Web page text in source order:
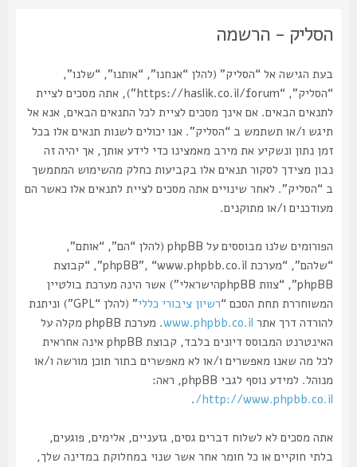
הסליק - הרשמה
בעת הגישה אל “הסליק” (להלן “אנחנו”, “אותנו”, “שלנו”,
“הסליק”, “https://haslik.co.il/forum”), אתה מסכים לציית
לתנאים הבאים. אם אינך מסכים לציית לכל התנאים הבאים, אנא אל
תיגש ו/או תשתמש ב “הסליק”. אנו יכולים לשנות תנאים אלו בכל
זמן נתון ונשקיע את מירב מאמצינו כדי לידע אותך, אך יהיה זה
נבון מצידך לסקור תנאים אלו בקביעות כחלק מהשימוש המתמשך
ב “הסליק”. לאחר שינויים אתה מסכים לציית לתנאים אלו כאשר הם
מעודכנים ו/או מתוקנים.
הפורומים שלנו מבוססים על phpBB (להלן “הם”, “אותם”,
“שלהם”, “מערכת phpBB”, “www.phpbb.co.il”, “קבוצת
phpBB”, “צוות phpBBהישראלי”) אשר הינה מערכת בולטיין
המשוחררת תחת הסכם “רשיון ציבורי כללי
” (להלן “GPL”) וניתנת
להורדה דרך אתר www.phpbb.co.il
. מערכת phpBB מקלה על
האינטרנט המבוסס דיונים בלבד, קבוצת phpBB אינה אחראית
לכל מה שאנו מאפשרים ו/או לא מאפשרים בתור תוכן מורשה ו/או
מנוהל. למידע נוסף לגבי phpBB, ראה:
http://www.phpbb.co.il/
.
אתה מסכים לא לשלוח דברים גסים, גזעניים, אלימים, פוגעים,
בלתי חוקיים או כל חומר אחר אשר שנוי במחלוקת במדינה שלך,